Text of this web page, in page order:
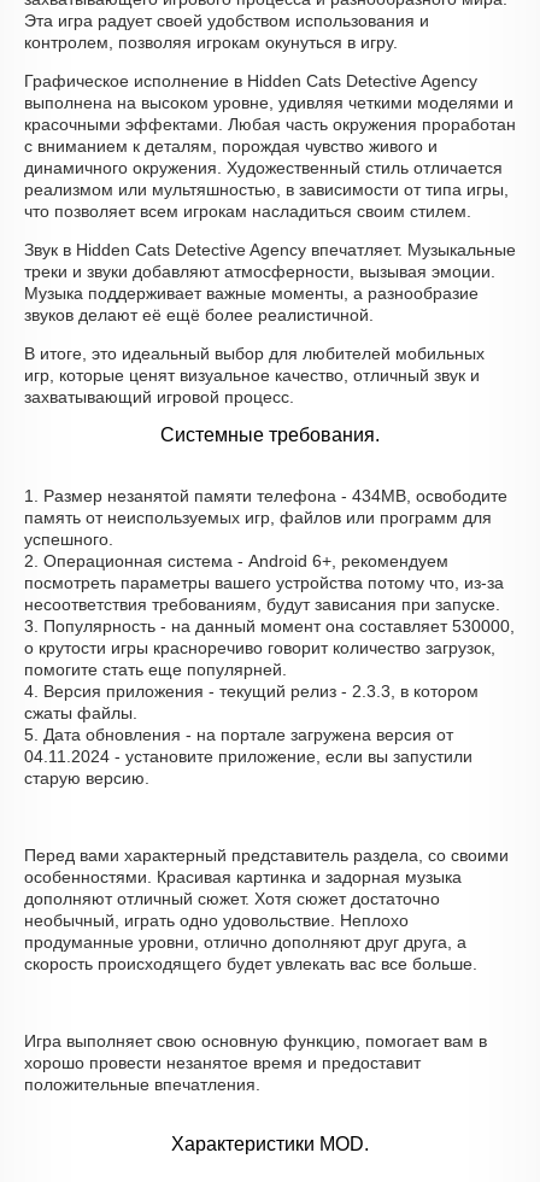
Эта игра радует своей удобством использования и
контролем, позволяя игрокам окунуться в игру.
Графическое исполнение в Hidden Cats Detective Agency
выполнена на высоком уровне, удивляя четкими моделями и
красочными эффектами. Любая часть окружения проработан
с вниманием к деталям, порождая чувство живого и
динамичного окружения. Художественный стиль отличается
реализмом или мультяшностью, в зависимости от типа игры,
что позволяет всем игрокам насладиться своим стилем.
Звук в Hidden Cats Detective Agency впечатляет. Музыкальные
треки и звуки добавляют атмосферности, вызывая эмоции.
Музыка поддерживает важные моменты, а разнообразие
звуков делают её ещё более реалистичной.
В итоге, это идеальный выбор для любителей мобильных
игр, которые ценят визуальное качество, отличный звук и
захватывающий игровой процесс.
Системные требования.
1. Размер незанятой памяти телефона - 434MB, освободите
память от неиспользуемых игр, файлов или программ для
успешного.
2. Операционная система - Android 6+, рекомендуем
посмотреть параметры вашего устройства потому что, из-за
несоответствия требованиям, будут зависания при запуске.
3. Популярность - на данный момент она составляет 530000,
о крутости игры красноречиво говорит количество загрузок,
помогите стать еще популярней.
4. Версия приложения - текущий релиз - 2.3.3, в котором
сжаты файлы.
5. Дата обновления - на портале загружена версия от
04.11.2024 - установите приложение, если вы запустили
старую версию.
Перед вами характерный представитель раздела, со своими
особенностями. Красивая картинка и задорная музыка
дополняют отличный сюжет. Хотя сюжет достаточно
необычный, играть одно удовольствие. Неплохо
продуманные уровни, отлично дополняют друг друга, а
скорость происходящего будет увлекать вас все больше.
Игра выполняет свою основную функцию, помогает вам в
хорошо провести незанятое время и предоставит
положительные впечатления.
Характеристики MOD.